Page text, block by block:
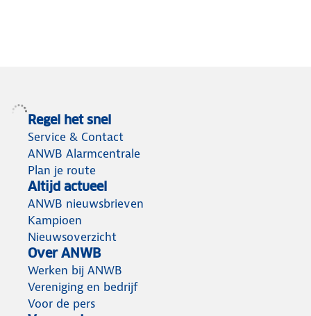
Regel het snel
Service & Contact
ANWB Alarmcentrale
Plan je route
Altijd actueel
ANWB nieuwsbrieven
Kampioen
Nieuwsoverzicht
Over ANWB
Werken bij ANWB
Vereniging en bedrijf
Voor de pers